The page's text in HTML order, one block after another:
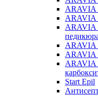
ARAVIA
ARAVIA
ARAVIA
ARAVIA
ARAVIA
ARAVIA
Start Epil